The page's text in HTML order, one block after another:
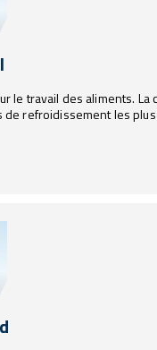
le travail des aliments. La
de refroidissement les